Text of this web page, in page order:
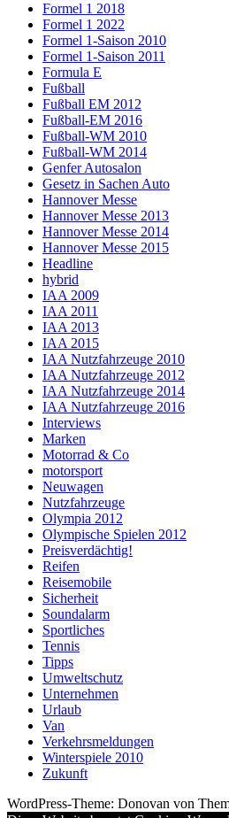
Formel 1 2018
Formel 1 2022
Formel 1-Saison 2010
Formel 1-Saison 2011
Formula E
Fußball
Fußball EM 2012
Fußball-EM 2016
Fußball-WM 2010
Fußball-WM 2014
Genfer Autosalon
Gesetz in Sachen Auto
Hannover Messe
Hannover Messe 2013
Hannover Messe 2014
Hannover Messe 2015
Headline
hybrid
IAA 2009
IAA 2011
IAA 2013
IAA 2015
IAA Nutzfahrzeuge 2010
IAA Nutzfahrzeuge 2012
IAA Nutzfahrzeuge 2014
IAA Nutzfahrzeuge 2016
Interviews
Marken
Motorrad & Co
motorsport
Neuwagen
Nutzfahrzeuge
Olympia 2012
Olympische Spielen 2012
Preisverdächtig!
Reifen
Reisemobile
Sicherheit
Soundalarm
Sportliches
Tennis
Tipps
Umweltschutz
Unternehmen
Urlaub
Van
Verkehrsmeldungen
Winterspiele 2010
Zukunft
WordPress-Theme: Donovan von